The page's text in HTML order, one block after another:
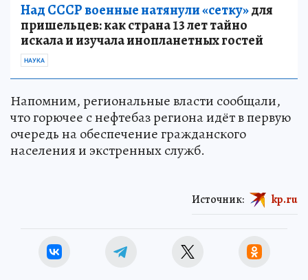
Над СССР военные натянули «сетку»для
пришельцев: как страна 13 лет тайно
искала и изучала инопланетных гостей
НАУКА
Напомним, региональные власти сообщали,
что горючее с нефтебаз региона идёт в первую
очередь на обеспечение гражданского
населения и экстренных служб.
Источник: kp.ru